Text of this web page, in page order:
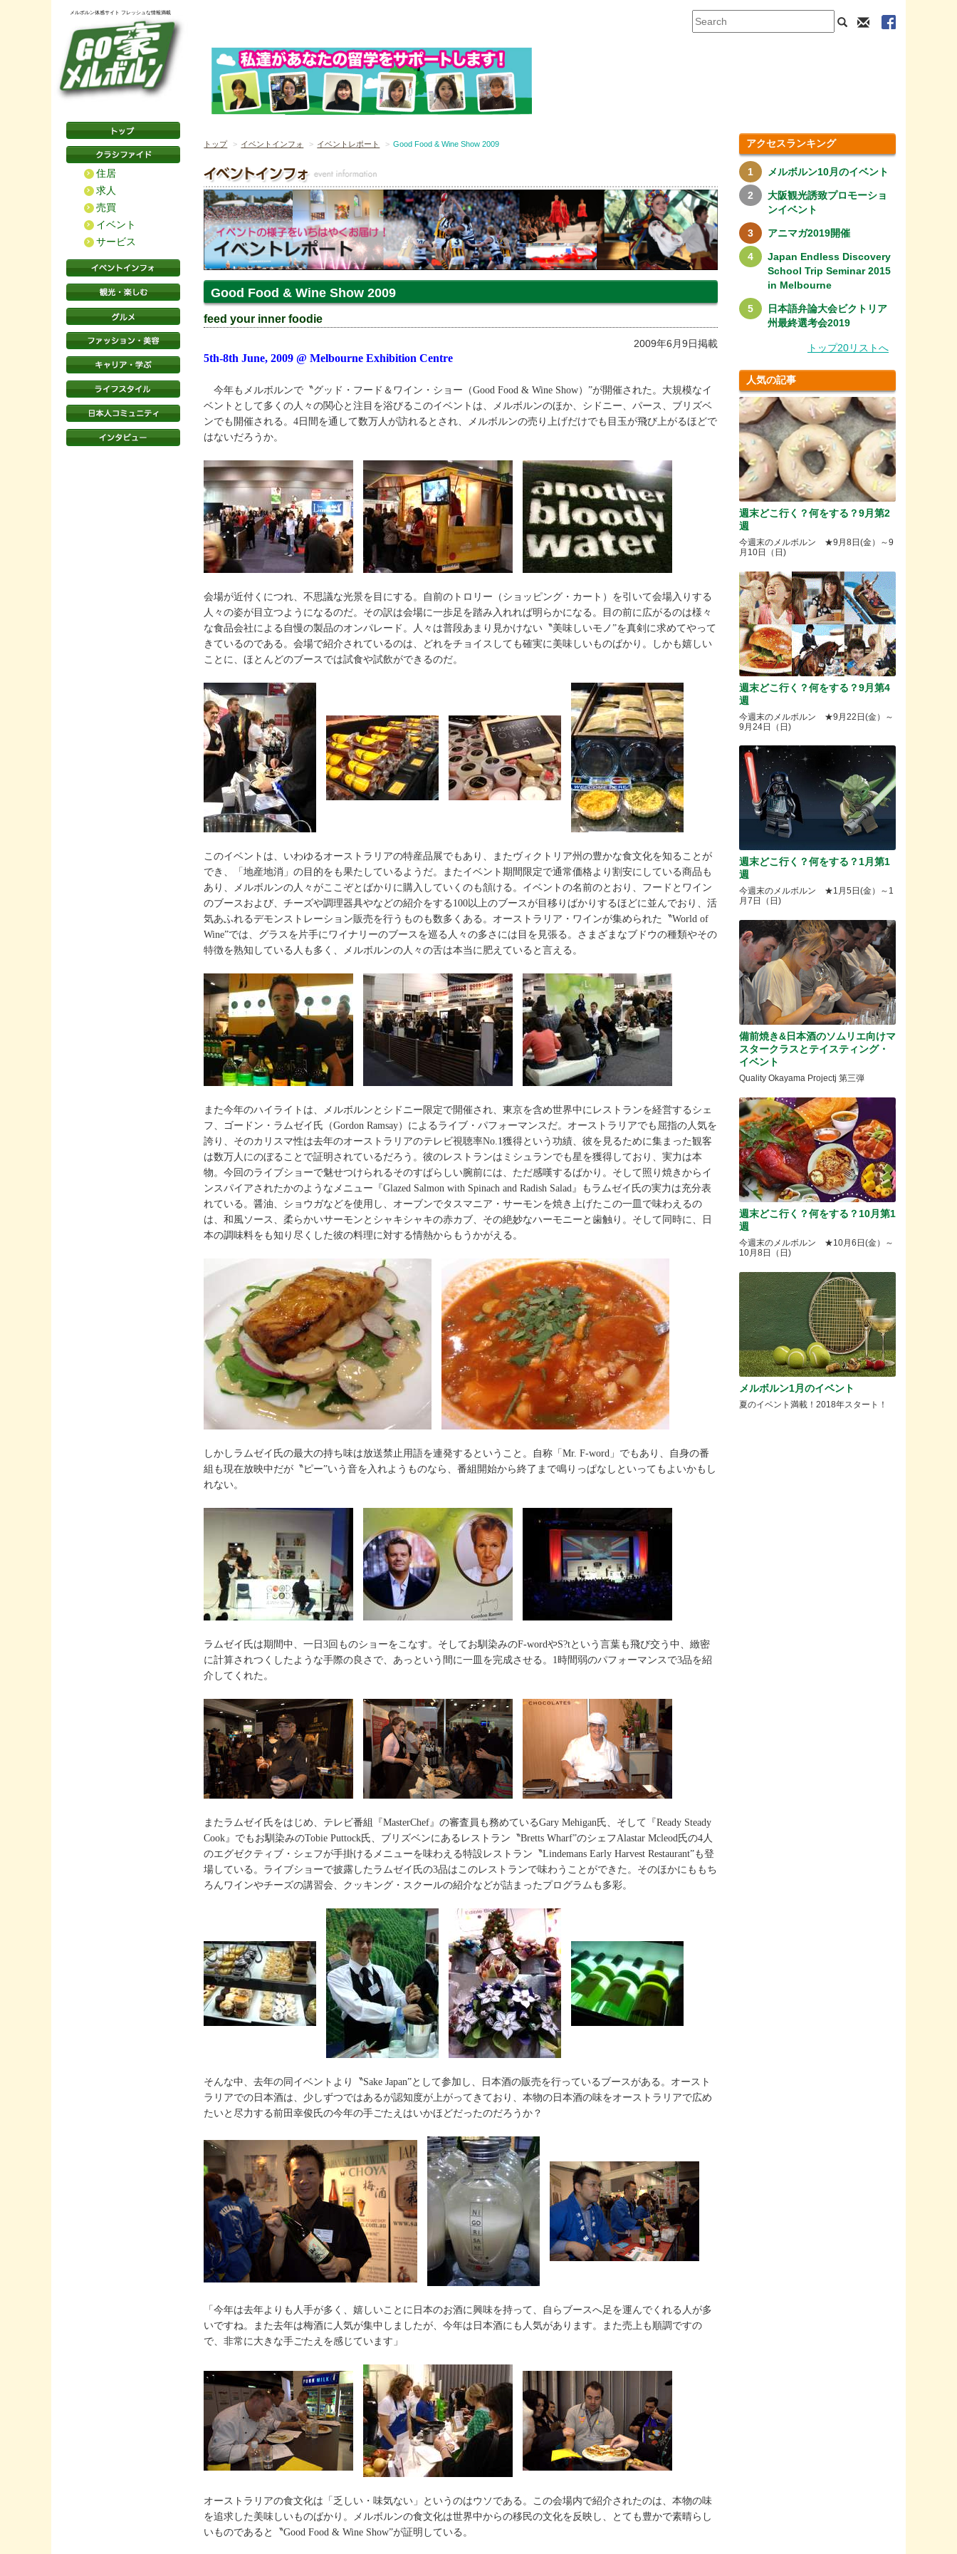
メルボルン体感サイト フレッシュな情報満載
住居
求人
売買
イベント
サービス
トップ イベントインフォ イベントレポート Good Food & Wine Show 2009
Good Food & Wine Show 2009
feed your inner foodie
2009年6月9日掲載
5th-8th June, 2009 @ Melbourne Exhibition Centre
今年もメルボルンで〝グッド・フード＆ワイン・ショー（Good Food & Wine Show）”が開催された。大規模なイ
ベントとして多くの人々の関心と注目を浴びるこのイベントは、メルボルンのほか、シドニー、パース、ブリズベ
ンでも開催される。4日間を通して数万人が訪れるとされ、メルボルンの売り上げだけでも目玉が飛び上がるほどで
はないだろうか。
会場が近付くにつれ、不思議な光景を目にする。自前のトロリー（ショッピング・カート）を引いて会場入りする
人々の姿が目立つようになるのだ。その訳は会場に一歩足を踏み入れれば明らかになる。目の前に広がるのは様々
な食品会社による自慢の製品のオンパレード。人々は普段あまり見かけない〝美味しいモノ”を真剣に求めてやって
きているのである。会場で紹介されているのは、どれをチョイスしても確実に美味しいものばかり。しかも嬉しい
ことに、ほとんどのブースでは試食や試飲ができるのだ。
このイベントは、いわゆるオーストラリアの特産品展でもあり、またヴィクトリア州の豊かな食文化を知ることが
でき、「地産地消」の目的をも果たしているようだ。またイベント期間限定で通常価格より割安にしている商品も
あり、メルボルンの人々がここぞとばかりに購入していくのも頷ける。イベントの名前のとおり、フードとワイン
のブースおよび、チーズや調理器具やなどの紹介をする100以上のブースが目移りばかりするほどに並んでおり、活
気あふれるデモンストレーション販売を行うものも数多くある。オーストラリア・ワインが集められた〝World of
Wine”では、グラスを片手にワイナリーのブースを巡る人々の多さには目を見張る。さまざまなブドウの種類やその
特徴を熟知している人も多く、メルボルンの人々の舌は本当に肥えていると言える。
また今年のハイライトは、メルボルンとシドニー限定で開催され、東京を含め世界中にレストランを経営するシェ
フ、ゴードン・ラムゼイ氏（Gordon Ramsay）によるライブ・パフォーマンスだ。オーストラリアでも屈指の人気を
誇り、そのカリスマ性は去年のオーストラリアのテレビ視聴率No.1獲得という功績、彼を見るために集まった観客
は数万人にのぼることで証明されているだろう。彼のレストランはミシュランでも星を獲得しており、実力は本
物。今回のライブショーで魅せつけられるそのすばらしい腕前には、ただ感嘆するばかり。そして照り焼きからイ
ンスパイアされたかのようなメニュー『Glazed Salmon with Spinach and Radish Salad』もラムゼイ氏の実力は充分表
れている。醤油、ショウガなどを使用し、オーブンでタスマニア・サーモンを焼き上げたこの一皿で味わえるの
は、和風ソース、柔らかいサーモンとシャキシャキの赤カブ、その絶妙なハーモニーと歯触り。そして同時に、日
本の調味料をも知り尽くした彼の料理に対する情熱からもうかがえる。
しかしラムゼイ氏の最大の持ち味は放送禁止用語を連発するということ。自称「Mr. F-word」でもあり、自身の番
組も現在放映中だが〝ピー”いう音を入れようものなら、番組開始から終了まで鳴りっぱなしといってもよいかもし
れない。
ラムゼイ氏は期間中、一日3回ものショーをこなす。そしてお馴染みのF-wordやS?tという言葉も飛び交う中、緻密
に計算されつくしたような手際の良さで、あっという間に一皿を完成させる。1時間弱のパフォーマンスで3品を紹
介してくれた。
またラムゼイ氏をはじめ、テレビ番組『MasterChef』の審査員も務めているGary Mehigan氏、そして『Ready Steady
Cook』でもお馴染みのTobie Puttock氏、ブリズベンにあるレストラン〝Bretts Wharf”のシェフAlastar Mcleod氏の4人
のエグゼクティブ・シェフが手掛けるメニューを味わえる特設レストラン〝Lindemans Early Harvest Restaurant”も登
場している。ライブショーで披露したラムゼイ氏の3品はこのレストランで味わうことができた。そのほかにももち
ろんワインやチーズの講習会、クッキング・スクールの紹介などが詰まったプログラムも多彩。
そんな中、去年の同イベントより〝Sake Japan”として参加し、日本酒の販売を行っているブースがある。オースト
ラリアでの日本酒は、少しずつではあるが認知度が上がってきており、本物の日本酒の味をオーストラリアで広め
たいと尽力する前田幸俊氏の今年の手ごたえはいかほどだったのだろうか？
「今年は去年よりも人手が多く、嬉しいことに日本のお酒に興味を持って、自らブースへ足を運んでくれる人が多
いですね。また去年は梅酒に人気が集中しましたが、今年は日本酒にも人気があります。また売上も順調ですの
で、非常に大きな手ごたえを感じています」
オーストラリアの食文化は「乏しい・味気ない」というのはウソである。この会場内で紹介されたのは、本物の味
を追求した美味しいものばかり。メルボルンの食文化は世界中からの移民の文化を反映し、とても豊かで素晴らし
いものであると〝Good Food & Wine Show”が証明している。
アクセスランキング
メルボルン10月のイベント
大阪観光誘致プロモーショ
ンイベント
アニマガ2019開催
Japan Endless Discovery
School Trip Seminar 2015
in Melbourne
日本語弁論大会ビクトリア
州最終選考会2019
トップ20リストへ
人気の記事
週末どこ行く？何をする？9月第2
週
今週末のメルボルン ★9月8日(金）～9
月10日（日)
週末どこ行く？何をする？9月第4
週
今週末のメルボルン ★9月22日(金）～
9月24日（日)
週末どこ行く？何をする？1月第1
週
今週末のメルボルン ★1月5日(金）～1
月7日（日)
備前焼き&日本酒のソムリエ向けマ
スタークラスとテイスティング・
イベント
Quality Okayama Projectj 第三弾
週末どこ行く？何をする？10月第1
週
今週末のメルボルン ★10月6日(金）～
10月8日（日)
メルボルン1月のイベント
夏のイベント満載！2018年スタート！